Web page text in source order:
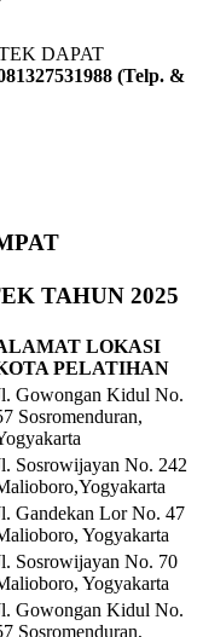
DAPAT
(Telp. &
TAHUN 2025
LOKASI
PELATIHAN
Gowongan Kidul No.
Sosromenduran,
Sosrowijayan No. 242
Gandekan Lor No. 47
Yogyakarta
Sosrowijayan No. 70
Yogyakarta
Gowongan Kidul No.
Sosromenduran,